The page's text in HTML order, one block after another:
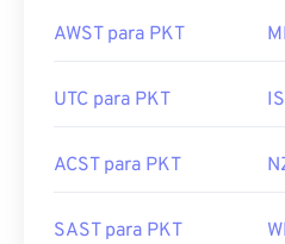
AWST para PKT
UTC para PKT
ACST para PKT
SAST para PKT